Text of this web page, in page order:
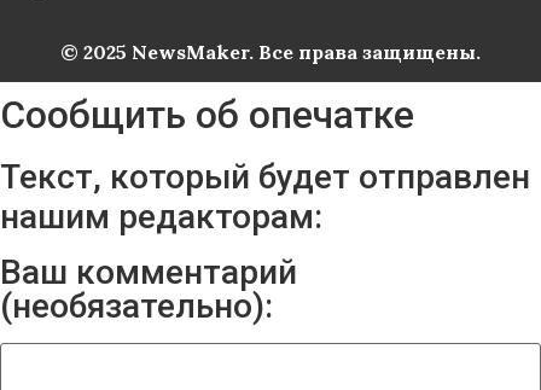
© 2025 NewsMaker. Все права защищены.
Сообщить об опечатке
Текст, который будет отправлен
нашим редакторам:
Ваш комментарий
(необязательно):